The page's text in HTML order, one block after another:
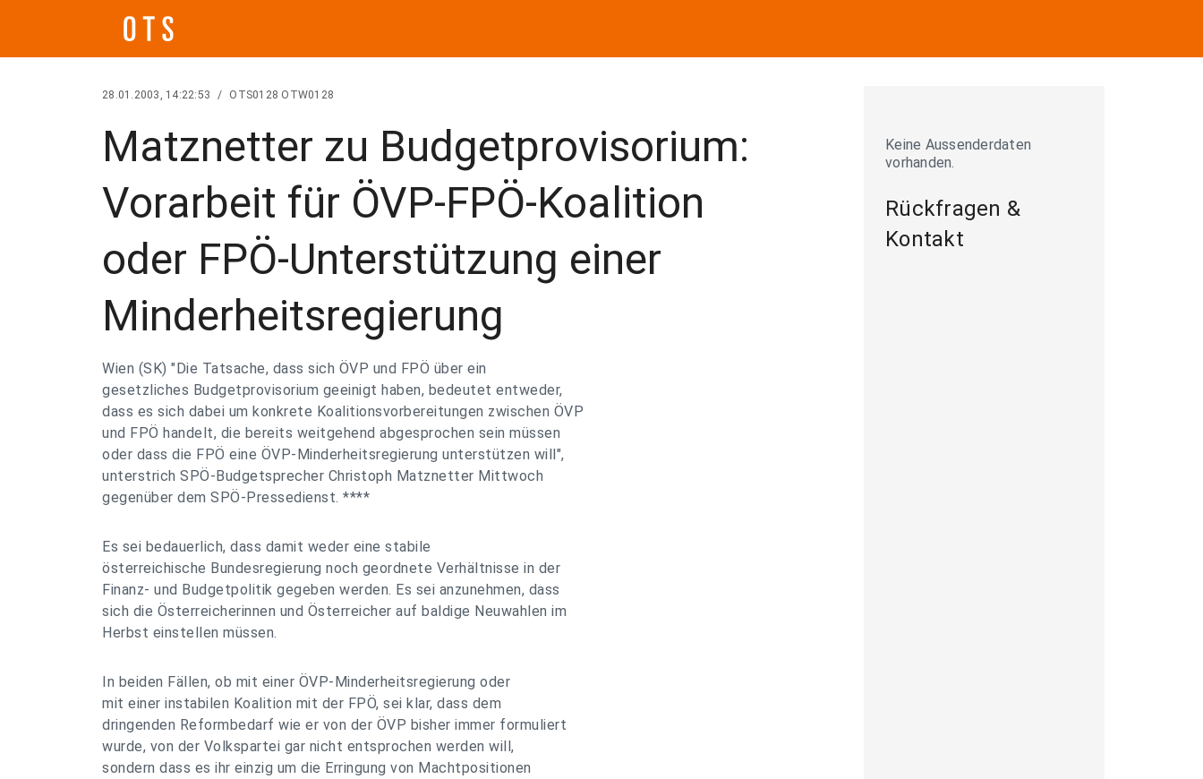
28.01.2003, 14:22:53 / OTS0128 OTW0128
Matznetter zu Budgetprovisorium:
Vorarbeit für ÖVP-FPÖ-Koalition
oder FPÖ-Unterstützung einer
Minderheitsregierung
Wien (SK) "Die Tatsache, dass sich ÖVP und FPÖ über ein
gesetzliches Budgetprovisorium geeinigt haben, bedeutet entweder,
dass es sich dabei um konkrete Koalitionsvorbereitungen zwischen ÖVP
und FPÖ handelt, die bereits weitgehend abgesprochen sein müssen
oder dass die FPÖ eine ÖVP-Minderheitsregierung unterstützen will",
unterstrich SPÖ-Budgetsprecher Christoph Matznetter Mittwoch
gegenüber dem SPÖ-Pressedienst. ****
Es sei bedauerlich, dass damit weder eine stabile
österreichische Bundesregierung noch geordnete Verhältnisse in der
Finanz- und Budgetpolitik gegeben werden. Es sei anzunehmen, dass
sich die Österreicherinnen und Österreicher auf baldige Neuwahlen im
Herbst einstellen müssen.
In beiden Fällen, ob mit einer ÖVP-Minderheitsregierung oder
mit einer instabilen Koalition mit der FPÖ, sei klar, dass dem
dringenden Reformbedarf wie er von der ÖVP bisher immer formuliert
wurde, von der Volkspartei gar nicht entsprochen werden will,
sondern dass es ihr einzig um die Erringung von Machtpositionen
Keine Aussenderdaten
vorhanden.
Rückfragen &
Kontakt